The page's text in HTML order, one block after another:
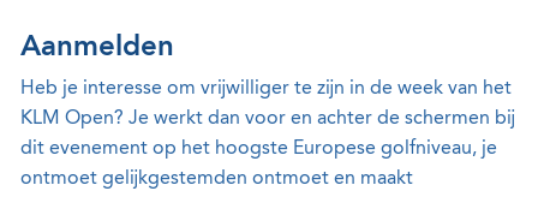
Aanmelden
Heb je interesse om vrijwilliger te zijn in de week van het
KLM Open? Je werkt dan voor en achter de schermen bij
dit evenement op het hoogste Europese golfniveau, je
ontmoet gelijkgestemden ontmoet en maakt